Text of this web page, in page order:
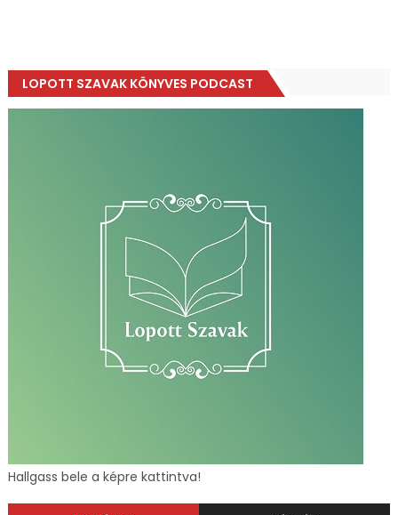
LOPOTT SZAVAK KÖNYVES PODCAST
Hallgass bele a képre kattintva!